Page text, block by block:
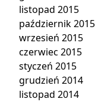
listopad 2015
październik 2015
wrzesień 2015
czerwiec 2015
styczeń 2015
grudzień 2014
listopad 2014